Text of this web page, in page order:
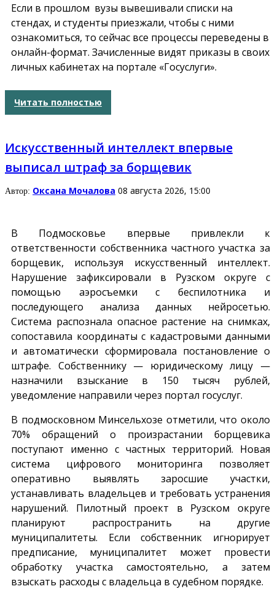
Если в прошлом вузы вывешивали списки на
стендах, и студенты приезжали, чтобы с ними
ознакомиться, то сейчас все процессы переведены в
онлайн-формат. Зачисленные видят приказы в своих
личных кабинетах на портале «Госуслуги».
Читать полностью
Искусственный интеллект впервые
выписал штраф за борщевик
Автор: Оксана Мочалова 08 августа 2026, 15:00
В Подмосковье впервые привлекли к
ответственности собственника частного участка за
борщевик, используя искусственный интеллект.
Нарушение зафиксировали в Рузском округе с
помощью аэросъемки с беспилотника и
последующего анализа данных нейросетью.
Система распознала опасное растение на снимках,
сопоставила координаты с кадастровыми данными
и автоматически сформировала постановление о
штрафе. Собственнику — юридическому лицу —
назначили взыскание в 150 тысяч рублей,
уведомление направили через портал госуслуг.
В подмосковном Минсельхозе отметили, что около
70% обращений о произрастании борщевика
поступают именно с частных территорий. Новая
система цифрового мониторинга позволяет
оперативно выявлять заросшие участки,
устанавливать владельцев и требовать устранения
нарушений. Пилотный проект в Рузском округе
планируют распространить на другие
муниципалитеты. Если собственник игнорирует
предписание, муниципалитет может провести
обработку участка самостоятельно, а затем
взыскать расходы с владельца в судебном порядке.